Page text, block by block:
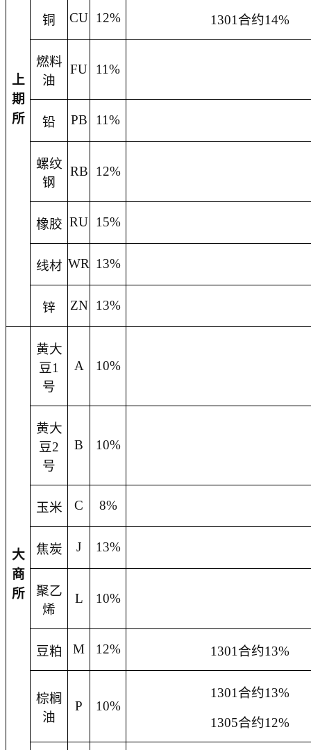
上
期
所
铜 CU 12% 1301 合约14%
燃料
油
FU 11%
铅 PB 11%
螺纹
钢
RB 12%
橡胶 RU 15%
线材 WR 13%
锌 ZN 13%
大
商
所
黄大
豆1
号
A 10%
黄大
豆2
号
B 10%
玉米 C 8%
焦炭 J 13%
聚乙
烯
L 10%
豆粕 M 12% 1301 合约13%
棕榈
油
P 10%
1301 合约13%
1305合约12%